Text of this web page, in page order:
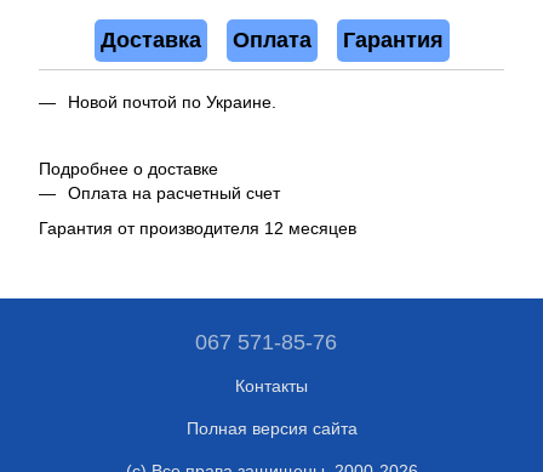
Доставка Оплата Гарантия
Новой почтой по Украине.
Подробнее о доставке
Оплата на расчетный счет
Гарантия от производителя 12 месяцев
067 571-85-76
Контакты
Полная версия сайта